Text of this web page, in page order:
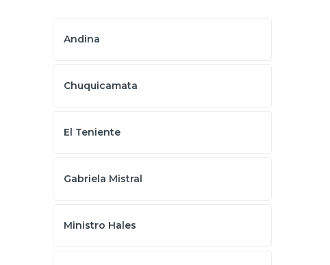
Andina
Chuquicamata
El Teniente
Gabriela Mistral
Ministro Hales